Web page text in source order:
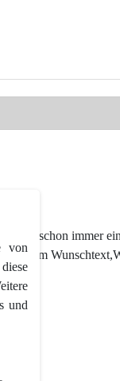
oder schon immer
deinem
von
und